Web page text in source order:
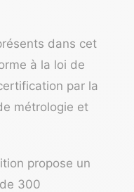
dans cet
à la loi de
par la
métrologie et
propose un
300